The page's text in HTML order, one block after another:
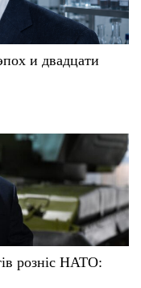
и двадцати
розніс НАТО: